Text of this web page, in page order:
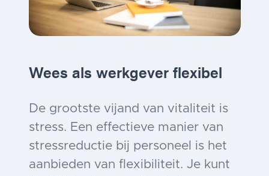
Wees als werkgever flexibel
De grootste vijand van vitaliteit is
stress. Een effectieve manier van
stressreductie bij personeel is het
aanbieden van flexibiliteit. Je kunt